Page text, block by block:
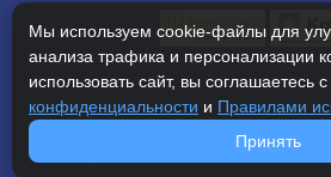
Copyright © 2013-2026
недвижимость, г. Москва. Все
Мы используем cookie-файлы для
анализа трафика и персонализации
использовать сайт, вы соглашаетесь с
конфиденциальности и Правилами
Принять